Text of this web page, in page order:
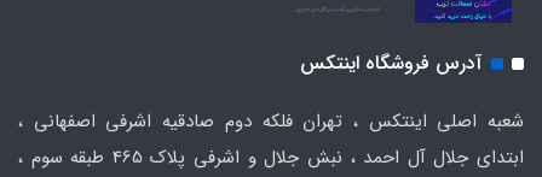
آدرس فروشگاه اینتکس
شعبه اصلی اینتکس ، تهران فلکه دوم صادقیه اشرفی اصفهانی ،
ابتدای جلال آل احمد ، نبش جلال و اشرفی پلاک 465 طبقه سوم ،